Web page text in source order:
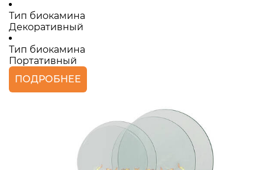
Тип биокамина
Декоративный
Тип биокамина
Портативный
ПОДРОБНЕЕ